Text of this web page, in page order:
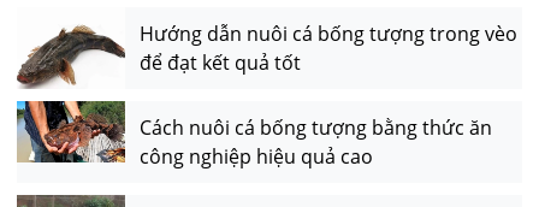
Hướng dẫn nuôi cá bống tượng trong vèo
để đạt kết quả tốt
Cách nuôi cá bống tượng bằng thức ăn
công nghiệp hiệu quả cao